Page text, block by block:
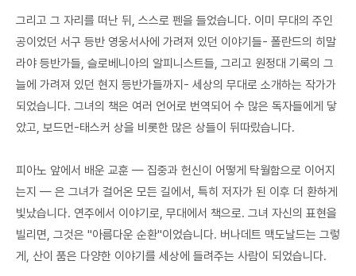
그리고 그 자리를 떠난 뒤, 스스로 펜을 들었습니다. 이미 무대의 주인
공이었던 서구 등반 영웅서사에 가려져 있던 이야기들- 폴란드의 히말
라야 등반가들, 슬로베니아의 알피니스트들, 그리고 원정대 기록의 그
늘에 가려져 있던 현지 등반가들까지- 세상의 무대로 소개하는 작가가
되었습니다. 그녀의 책은 여러 언어로 번역되어 수 많은 독자들에게 닿
았고, 보드먼-태스커 상을 비롯한 많은 상들이 뒤따랐습니다.
피아노 앞에서 배운 교훈 — 집중과 헌신이 어떻게 탁월함으로 이어지
는지 — 은 그녀가 걸어온 모든 길에서, 특히 저자가 된 이후 더 환하게
빛났습니다. 연주에서 이야기로, 무대에서 책으로. 그녀 자신의 표현을
빌리면, 그것은 "아름다운 순환"이었습니다. 버나데트 맥도날드는 그렇
게, 산이 품은 다양한 이야기를 세상에 들려주는 사람이 되었습니다.